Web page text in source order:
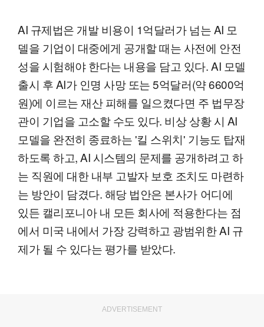
AI 규제법은 개발 비용이 1억달러가 넘는 AI 모
델을 기업이 대중에게 공개할 때는 사전에 안전
성을 시험해야 한다는 내용을 담고 있다. AI 모델
출시 후 AI가 인명 사망 또는 5억달러(약 6600억
원)에 이르는 재산 피해를 일으켰다면 주 법무장
관이 기업을 고소할 수도 있다. 비상 상황 시 AI
모델을 완전히 종료하는 '킬 스위치' 기능도 탑재
하도록 하고, AI 시스템의 문제를 공개하려고 하
는 직원에 대한 내부 고발자 보호 조치도 마련하
는 방안이 담겼다. 해당 법안은 본사가 어디에
있든 캘리포니아 내 모든 회사에 적용한다는 점
에서 미국 내에서 가장 강력하고 광범위한 AI 규
제가 될 수 있다는 평가를 받았다.
ADVERTISEMENT